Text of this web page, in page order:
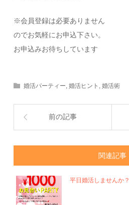
※会員登録は必要ありません
のでお気軽にお申込下さい。
お申込みお待ちしています
婚活パーティー ,婚活ヒント ,婚活術
前の記事
関連記事
平日婚活しませんか？